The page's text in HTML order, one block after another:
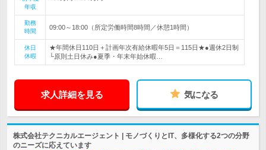
年収
勤務
時間
09:00～18:00（所定労働時間8時間／休憩1時間）
休日
休暇
★年間休日110日＋計画年次有給休暇年5日＝115日★●週休2日制
└原則土日休み●夏季・年末年始休暇…
求人詳細を見る 気になる
株式会社テクニカルエージェント | モノづくりとIT、多様化する2つの分野
のニーズに応えています